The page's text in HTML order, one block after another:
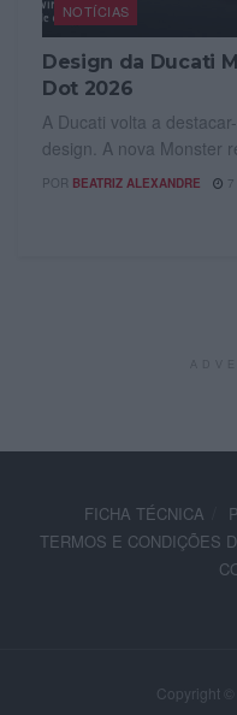
NOTÍCIAS
Design da Ducati
Dot 2026
A Ducati volta a
design. A nova Monster
POR BEATRIZ ALEXANDRE
FICHA TÉCNICA
TERMOS E CONDIÇÕES
Copyright